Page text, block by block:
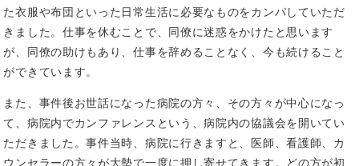
た衣服や布団といった日常生活に必要なものをカンパしていただ
きました。仕事を休むことで、同僚に迷惑をかけたと思います
が、同僚の助けもあり、仕事を辞めることなく、今も続けること
ができています。
また、事件後お世話になった病院の方々、その方々が中心になっ
て、病院内でカンファレンスという、病院内の協議会を開いてい
ただきました。事件当時、病院に行きますと、医師、看護師、カ
ウンセラーの方々が大勢で一度に押し寄せてきます。どの方が初